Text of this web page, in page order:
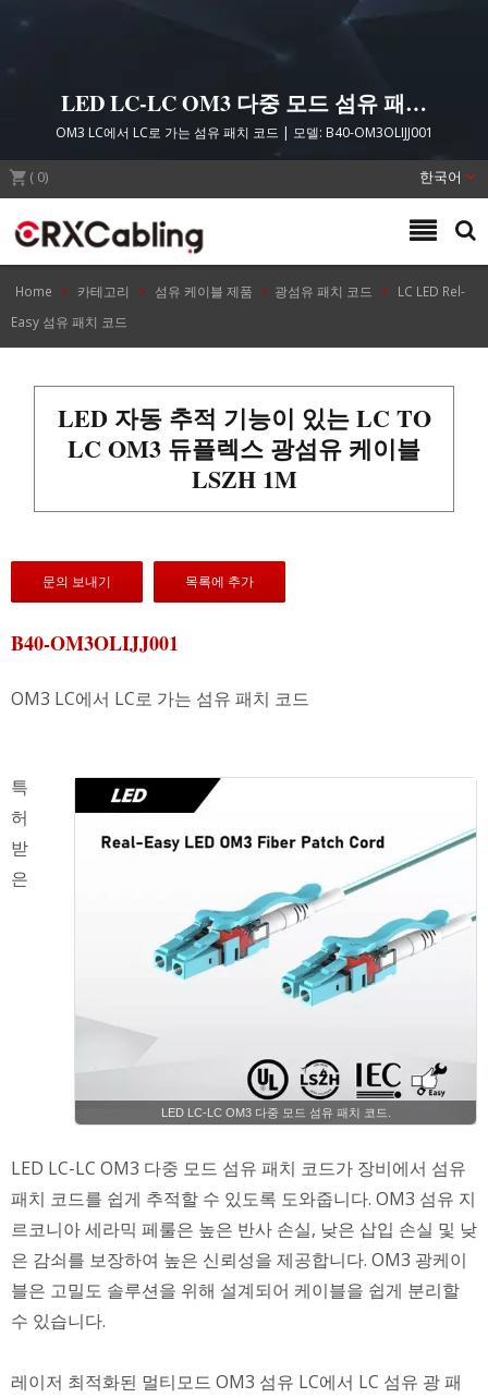
LED LC-LC OM3 다중 모드 섬유 패치
코드.
OM3 LC에서 LC로 가는 섬유 패치 코드 | 모델: B40-OM3OLIJJ001
( 0) 한국어
Home 카테고리 섬유 케이블 제품 광섬유 패치 코드
LC LED Rel-
Easy 섬유 패치 코드
LED 자동 추적 기능이 있는 LC TO
LC OM3 듀플렉스 광섬유 케이블
LSZH 1M
문의 보내기 목록에 추가
B40-OM3OLIJJ001
OM3 LC에서 LC로 가는 섬유 패치 코드
LED LC-LC OM3 다중 모드 섬유 패치 코드.
특
허
받
은
LED LC-LC OM3 다중 모드 섬유 패치 코드가 장비에서 섬유
패치 코드를 쉽게 추적할 수 있도록 도와줍니다. OM3 섬유 지
르코니아 세라믹 페룰은 높은 반사 손실, 낮은 삽입 손실 및 낮
은 감쇠를 보장하여 높은 신뢰성을 제공합니다. OM3 광케이
블은 고밀도 솔루션을 위해 설계되어 케이블을 쉽게 분리할
수 있습니다.
레이저 최적화된 멀티모드 OM3 섬유 LC에서 LC 섬유 광 패